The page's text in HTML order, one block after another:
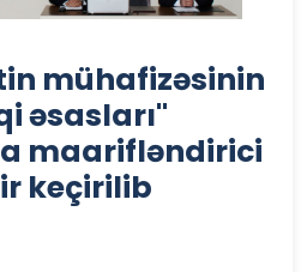
mühafizəsinin
əsasları"
maarifləndirici
keçirilib